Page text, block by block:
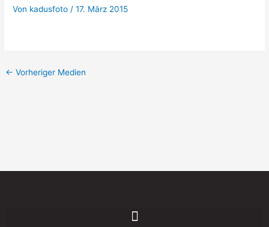
Von kadusfoto /17. März 2015
← Vorheriger Medien